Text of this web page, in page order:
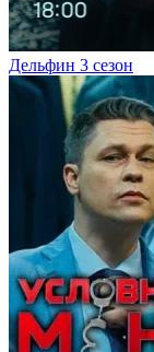
Дельфин 3 сезон